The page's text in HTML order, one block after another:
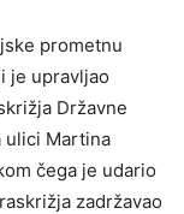
prometnu
je upravljao
Državne
ulici Martina
čega je udario
zadržavao